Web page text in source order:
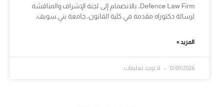
Defence Law Firm، بالانضمام إلى لجنة الإشراف والمناقشة
لرسالة دكتوراه مقدمة في كلية القانون، جامعة بني سويف،
المزيد »
12/01/2026 لا توجد تعليقات